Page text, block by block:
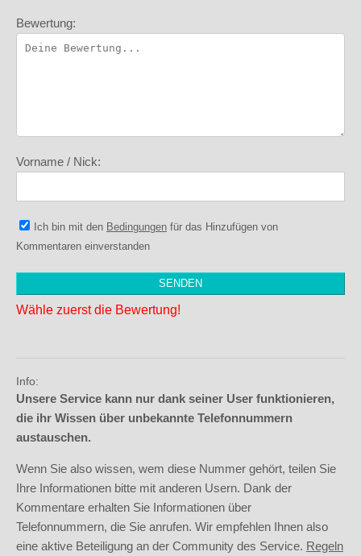
Bewertung:
Vorname / Nick:
Ich bin mit den Bedingungen für das Hinzufügen von
Kommentaren einverstanden
Wähle zuerst die Bewertung!
Info:
Unsere Service kann nur dank seiner User funktionieren,
die ihr Wissen über unbekannte Telefonnummern
austauschen.
Wenn Sie also wissen, wem diese Nummer gehört, teilen Sie
Ihre Informationen bitte mit anderen Usern. Dank der
Kommentare erhalten Sie Informationen über
Telefonnummern, die Sie anrufen. Wir empfehlen Ihnen also
eine aktive Beteiligung an der Community des Service. Regeln